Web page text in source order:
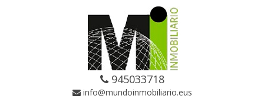
945033718
info@mundoinmobiliario.eus